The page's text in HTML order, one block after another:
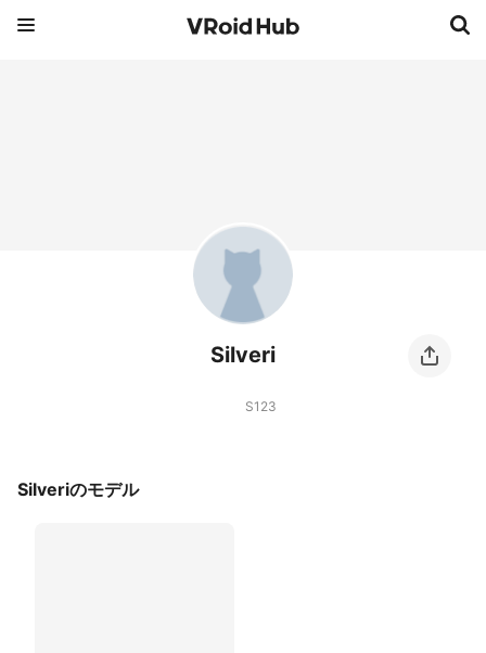
Silveri
S123
Silveriのモデル